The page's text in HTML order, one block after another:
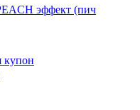
эффект (пич
купон